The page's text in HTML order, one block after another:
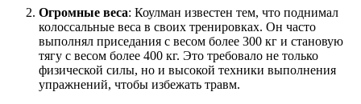
Огромные веса: Коулман известен тем, что поднимал
колоссальные веса в своих тренировках. Он часто
выполнял приседания с весом более 300 кг и становую
тягу с весом более 400 кг. Это требовало не только
физической силы, но и высокой техники выполнения
упражнений, чтобы избежать травм.